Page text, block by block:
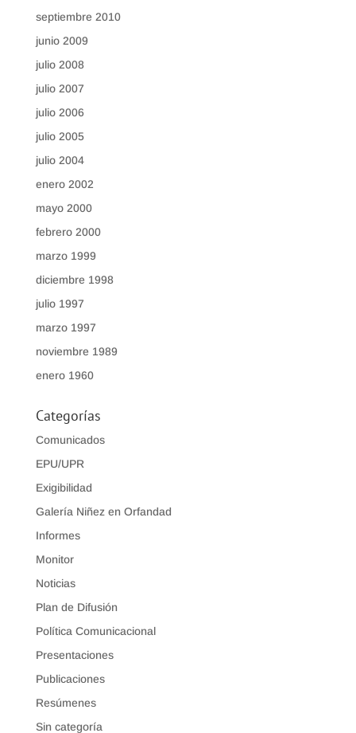
septiembre 2010
junio 2009
julio 2008
julio 2007
julio 2006
julio 2005
julio 2004
enero 2002
mayo 2000
febrero 2000
marzo 1999
diciembre 1998
julio 1997
marzo 1997
noviembre 1989
enero 1960
Categorías
Comunicados
EPU/UPR
Exigibilidad
Galería Niñez en Orfandad
Informes
Monitor
Noticias
Plan de Difusión
Política Comunicacional
Presentaciones
Publicaciones
Resúmenes
Sin categoría